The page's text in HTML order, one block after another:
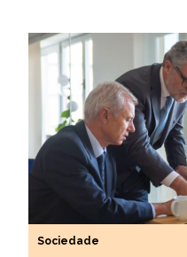
Sociedade